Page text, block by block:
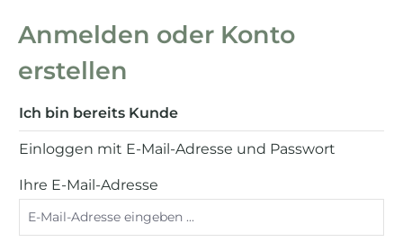
Anmelden oder Konto
erstellen
Ich bin bereits Kunde
Einloggen mit E-Mail-Adresse und Passwort
Ihre E-Mail-Adresse